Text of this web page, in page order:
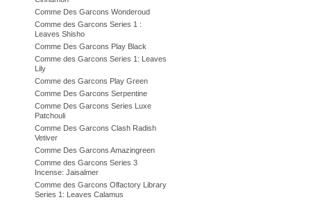
Comme Des Garcons Wonderoud
Comme des Garcons Series 1 :
Leaves Shisho
Comme Des Garcons Play Black
Comme des Garcons Series 1: Leaves
Lily
Comme des Garcons Play Green
Comme Des Garcons Serpentine
Comme Des Garcons Series Luxe
Patchouli
Comme Des Garcons Clash Radish
Vetiver
Comme Des Garcons Amazingreen
Comme des Garcons Series 3
Incense: Jaisalmer
Comme des Garcons Olfactory Library
Series 1: Leaves Calamus